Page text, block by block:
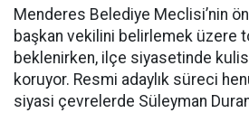
Menderes Belediye Meclisi’nin
başkan vekilini belirlemek üzere
beklenirken, ilçe siyasetinde
koruyor. Resmi adaylık süreci
siyasi çevrelerde Süleyman